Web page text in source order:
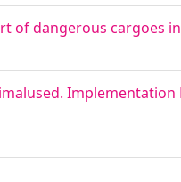
of dangerous cargoes